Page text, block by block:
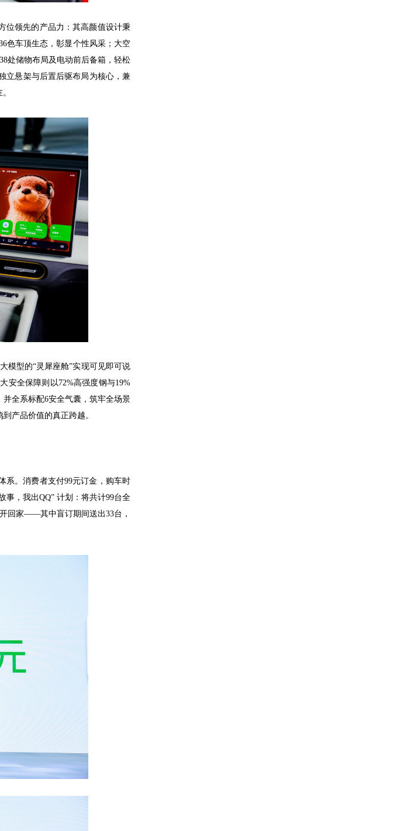
位领先的产品力：其高颜值设计秉
色车顶生态，彰显个性风采；大空
处储物布局及电动前后备箱，轻松
立悬架与后置后驱布局为核心，兼
模型的“灵犀座舱”实现可见即可说
安全保障则以72%高强度钢与19%
全系标配6安全气囊，筑牢全场景
产品价值的真正跨越。
系。消费者支付99元订金，购车时
事，我出QQ” 计划：将共计99台全
回家——其中盲订期间送出33台，